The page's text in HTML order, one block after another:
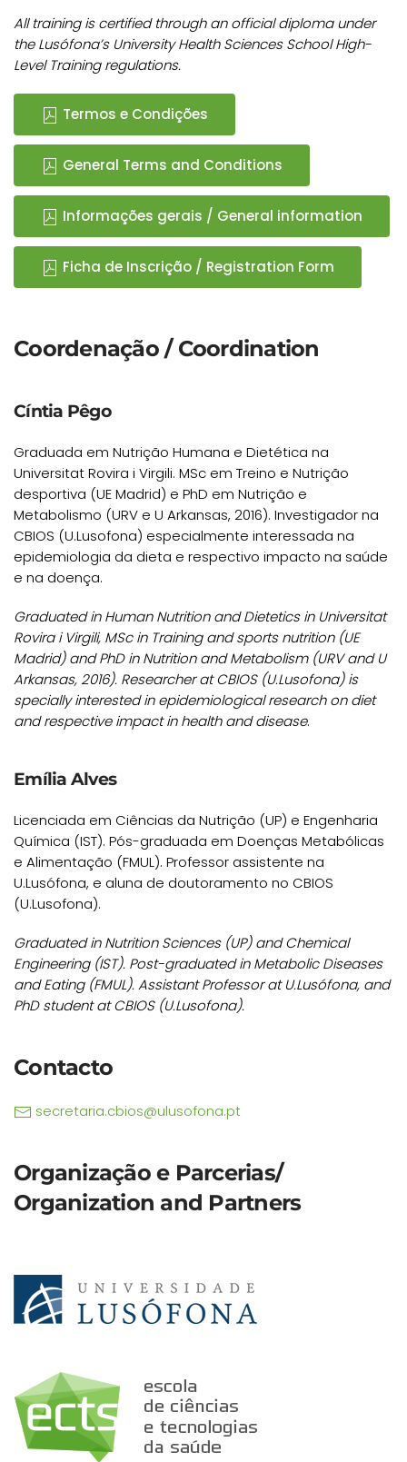
All training is certified through an official diploma under
the Lusófona’s University Health Sciences School High-
Level Training regulations.
Termos e Condições
General Terms and Conditions
Informações gerais / General information
Ficha de Inscrição / Registration Form
Coordenação / Coordination
Cíntia Pêgo
Graduada em Nutrição Humana e Dietética na
Universitat Rovira i Virgili. MSc em Treino e Nutrição
desportiva (UE Madrid) e PhD em Nutrição e
Metabolismo (URV e U Arkansas, 2016). Investigador na
CBIOS (U.Lusofona) especialmente interessada na
epidemiologia da dieta e respectivo impacto na saúde
e na doença.
Graduated in Human Nutrition and Dietetics in Universitat
Rovira i Virgili, MSc in Training and sports nutrition (UE
Madrid) and PhD in Nutrition and Metabolism (URV and U
Arkansas, 2016). Researcher at CBIOS (U.Lusofona) is
specially interested in epidemiological research on diet
and respective impact in health and disease.
Emília Alves
Licenciada em Ciências da Nutrição (UP) e Engenharia
Química (IST). Pós-graduada em Doenças Metabólicas
e Alimentação (FMUL). Professor assistente na
U.Lusófona, e aluna de doutoramento no CBIOS
(U.Lusofona).
Graduated in Nutrition Sciences (UP) and Chemical
Engineering (IST). Post-graduated in Metabolic Diseases
and Eating (FMUL). Assistant Professor at U.Lusófona, and
PhD student at CBIOS (U.Lusofona).
Contacto
secretaria.cbios@ulusofona.pt
Organização e Parcerias/
Organization and Partners